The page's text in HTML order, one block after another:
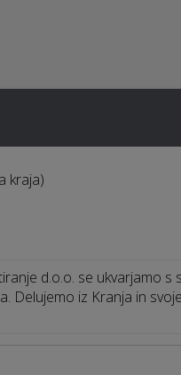
kraja)
d.o.o. se ukvarjamo
Delujemo iz Kranja in